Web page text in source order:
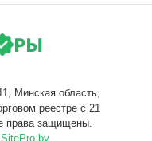
SitePro.by